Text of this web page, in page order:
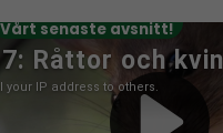
Vårt senaste avsnitt!